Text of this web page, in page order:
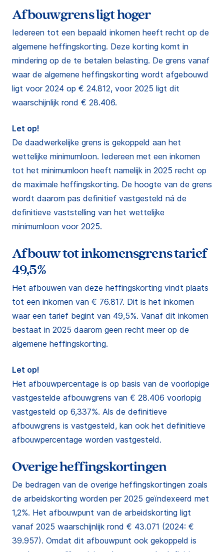
Afbouwgrens ligt hoger
Iedereen tot een bepaald inkomen heeft recht op de
algemene heffingskorting. Deze korting komt in
mindering op de te betalen belasting. De grens vanaf
waar de algemene heffingskorting wordt afgebouwd
ligt voor 2024 op € 24.812, voor 2025 ligt dit
waarschijnlijk rond € 28.406.
Let op!
De daadwerkelijke grens is gekoppeld aan het
wettelijke minimumloon. Iedereen met een inkomen
tot het minimumloon heeft namelijk in 2025 recht op
de maximale heffingskorting. De hoogte van de grens
wordt daarom pas definitief vastgesteld ná de
definitieve vaststelling van het wettelijke
minimumloon voor 2025.
Afbouw tot inkomensgrens tarief
49,5%
Het afbouwen van deze heffingskorting vindt plaats
tot een inkomen van € 76.817. Dit is het inkomen
waar een tarief begint van 49,5%. Vanaf dit inkomen
bestaat in 2025 daarom geen recht meer op de
algemene heffingskorting.
Let op!
Het afbouwpercentage is op basis van de voorlopige
vastgestelde afbouwgrens van € 28.406 voorlopig
vastgesteld op 6,337%. Als de definitieve
afbouwgrens is vastgesteld, kan ook het definitieve
afbouwpercentage worden vastgesteld.
Overige heffingskortingen
De bedragen van de overige heffingskortingen zoals
de arbeidskorting worden per 2025 geïndexeerd met
1,2%. Het afbouwpunt van de arbeidskorting ligt
vanaf 2025 waarschijnlijk rond € 43.071 (2024: €
39.957). Omdat dit afbouwpunt ook gekoppeld is